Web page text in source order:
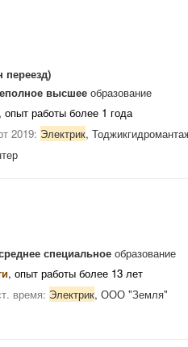
переезд)
высшее образование
, опыт работы более 1 года
2019: Электрик,
специальное образование
, опыт работы более 13 лет
время: Электрик, ООО "Земля"